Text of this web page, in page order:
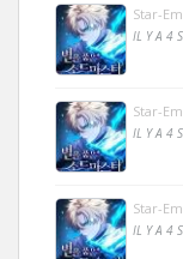
Star-
IL Y A 4
Star-
IL Y A 4
Star-
IL Y A 4